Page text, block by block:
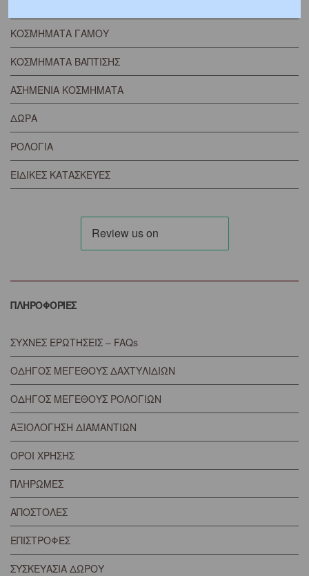
ΚΟΣΜΗΜΑΤΑ ΓΑΜΟΥ
ΚΟΣΜΗΜΑΤΑ ΒΑΠΤΙΣΗΣ
ΑΣΗΜΕΝΙΑ ΚΟΣΜΗΜΑΤΑ
ΔΩΡΑ
ΡΟΛΟΓΙΑ
ΕΙΔΙΚΕΣ ΚΑΤΑΣΚΕΥΕΣ
ΠΛΗΡΟΦΟΡΙΕΣ
ΣΥΧΝΕΣ ΕΡΩΤΗΣΕΙΣ – FAQs
ΟΔΗΓΟΣ ΜΕΓΕΘΟΥΣ ΔΑΧΤΥΛΙΔΙΩΝ
ΟΔΗΓΟΣ ΜΕΓΕΘΟΥΣ ΡΟΛΟΓΙΩΝ
ΑΞΙΟΛΟΓΗΣΗ ΔΙΑΜΑΝΤΙΩΝ
ΟΡΟΙ ΧΡΗΣΗΣ
ΠΛΗΡΩΜΕΣ
ΑΠΟΣΤΟΛΕΣ
ΕΠΙΣΤΡΟΦΕΣ
ΣΥΣΚΕΥΑΣΙΑ ΔΩΡΟΥ